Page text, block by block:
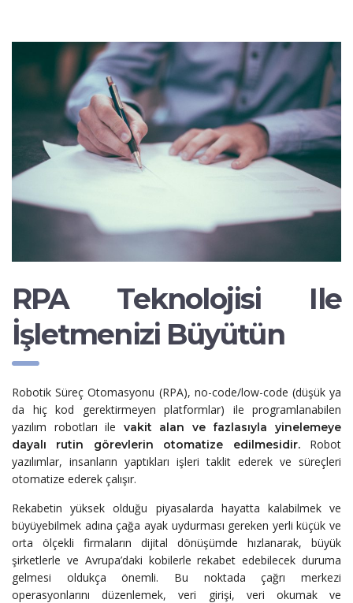
RPA Teknolojisi Ile
İşletmenizi Büyütün
Robotik Süreç Otomasyonu (RPA), no-code/low-code (düşük ya
da hiç kod gerektirmeyen platformlar) ile programlanabilen
yazılım robotları ile vakit alan ve fazlasıyla yinelemeye
dayalı rutin görevlerin otomatize edilmesidir.Robot
yazılımlar, insanların yaptıkları işleri taklit ederek ve süreçleri
otomatize ederek çalışır.
Rekabetin yüksek olduğu piyasalarda hayatta kalabilmek ve
büyüyebilmek adına çağa ayak uydurması gereken yerli küçük ve
orta ölçekli firmaların dijital dönüşümde hızlanarak, büyük
şirketlerle ve Avrupa’daki kobilerle rekabet edebilecek duruma
gelmesi oldukça önemli. Bu noktada çağrı merkezi
operasyonlarını düzenlemek, veri girişi, veri okumak ve